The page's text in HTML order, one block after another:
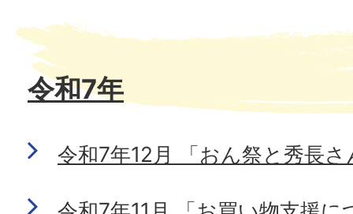
令和7年
令和7年12月 「おん祭と秀長さ